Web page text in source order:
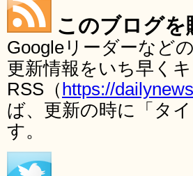
このブログを
Googleリーダーなど
更新情報をいち早く
RSS（https://
ば、更新の時に「タ
す。